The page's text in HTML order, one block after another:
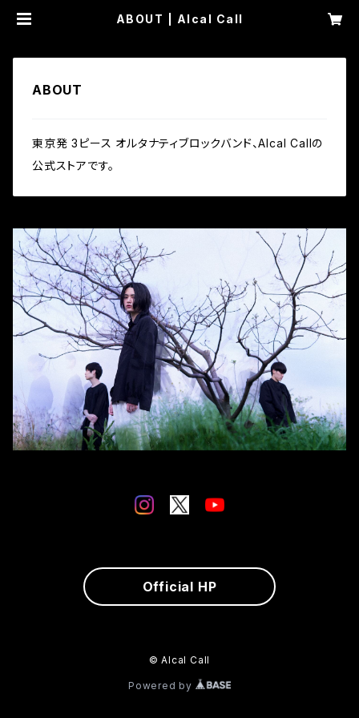
ABOUT | Alcal Call
ABOUT
東京発 3ピース オルタナティブロックバンド、Alcal Callの
公式ストアです。
Official HP
© Alcal Call
Powered by